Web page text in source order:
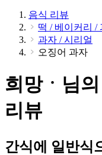
음식 리뷰
떡 / 베이커리 /
과자 / 시리얼
오징어 과자
희망ㆍ님
리뷰
간식에 일반식